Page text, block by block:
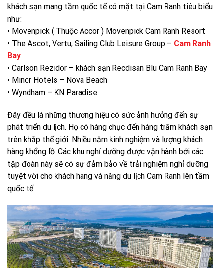
khách sạn mang tầm quốc tế có mặt tại Cam Ranh tiêu biểu
như:
• Movenpick ( Thuộc Accor ) Movenpick Cam Ranh Resort
• The Ascot, Vertu, Sailing Club Leisure Group – Cam Ranh
Bay
• Carlson Rezidor – khách sạn Recdisan Blu Cam Ranh Bay
• Minor Hotels – Nova Beach
• Wyndham – KN Paradise
Đây đều là những thương hiệu có sức ảnh hưởng đến sự
phát triển du lịch. Họ có hàng chục đến hàng trăm khách sạn
trên khắp thế giới. Nhiều năm kinh nghiệm và lượng khách
hàng khổng lồ. Các khu nghỉ dưỡng được vận hành bởi các
tập đoàn này sẽ có sự đảm bảo về trải nghiệm nghỉ dưỡng
tuyệt vời cho khách hàng và năng du lịch Cam Ranh lên tầm
quốc tế.